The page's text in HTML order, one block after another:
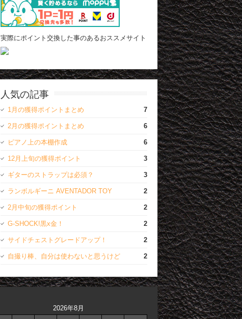
実際にポイント交換した事のあるおススメサイト
人気の記事
1月の獲得ポイントまとめ 7
2月の獲得ポイントまとめ 6
ピアノ上の本棚作成 6
12月上旬の獲得ポイント 3
ギターのストラップは必須？ 3
ランボルギーニ AVENTADOR TOY 2
2月中旬の獲得ポイント 2
G-SHOCK!黒x金！ 2
サイドチェストグレードアップ！ 2
自撮り棒、自分は使わないと思うけど 2
2026年8月